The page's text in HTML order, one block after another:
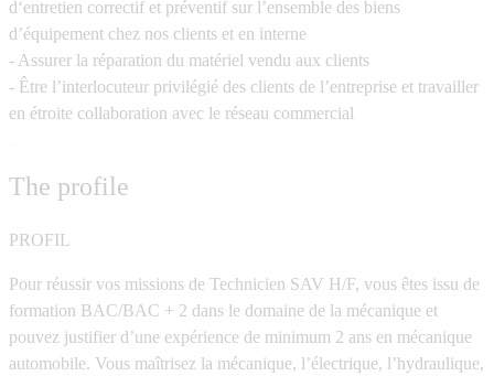
d‘entretien correctif et préventif sur l’ensemble des biens
d’équipement chez nos clients et en interne
- Assurer la réparation du matériel vendu aux clients
- Être l’interlocuteur privilégié des clients de l’entreprise et travailler
en étroite collaboration avec le réseau commercial
The profile
PROFIL
Pour réussir vos missions de Technicien SAV H/F, vous êtes issu de
formation BAC/BAC + 2 dans le domaine de la mécanique et
pouvez justifier d’une expérience de minimum 2 ans en mécanique
automobile. Vous maîtrisez la mécanique, l’électrique, l’hydraulique,